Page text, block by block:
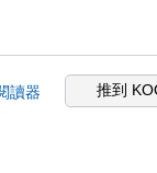
讀器 推到